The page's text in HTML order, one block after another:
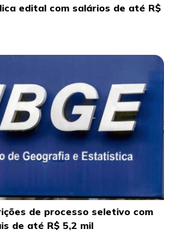
edital com salários de até R$
de processo seletivo com
de até R$ 5,2 mil